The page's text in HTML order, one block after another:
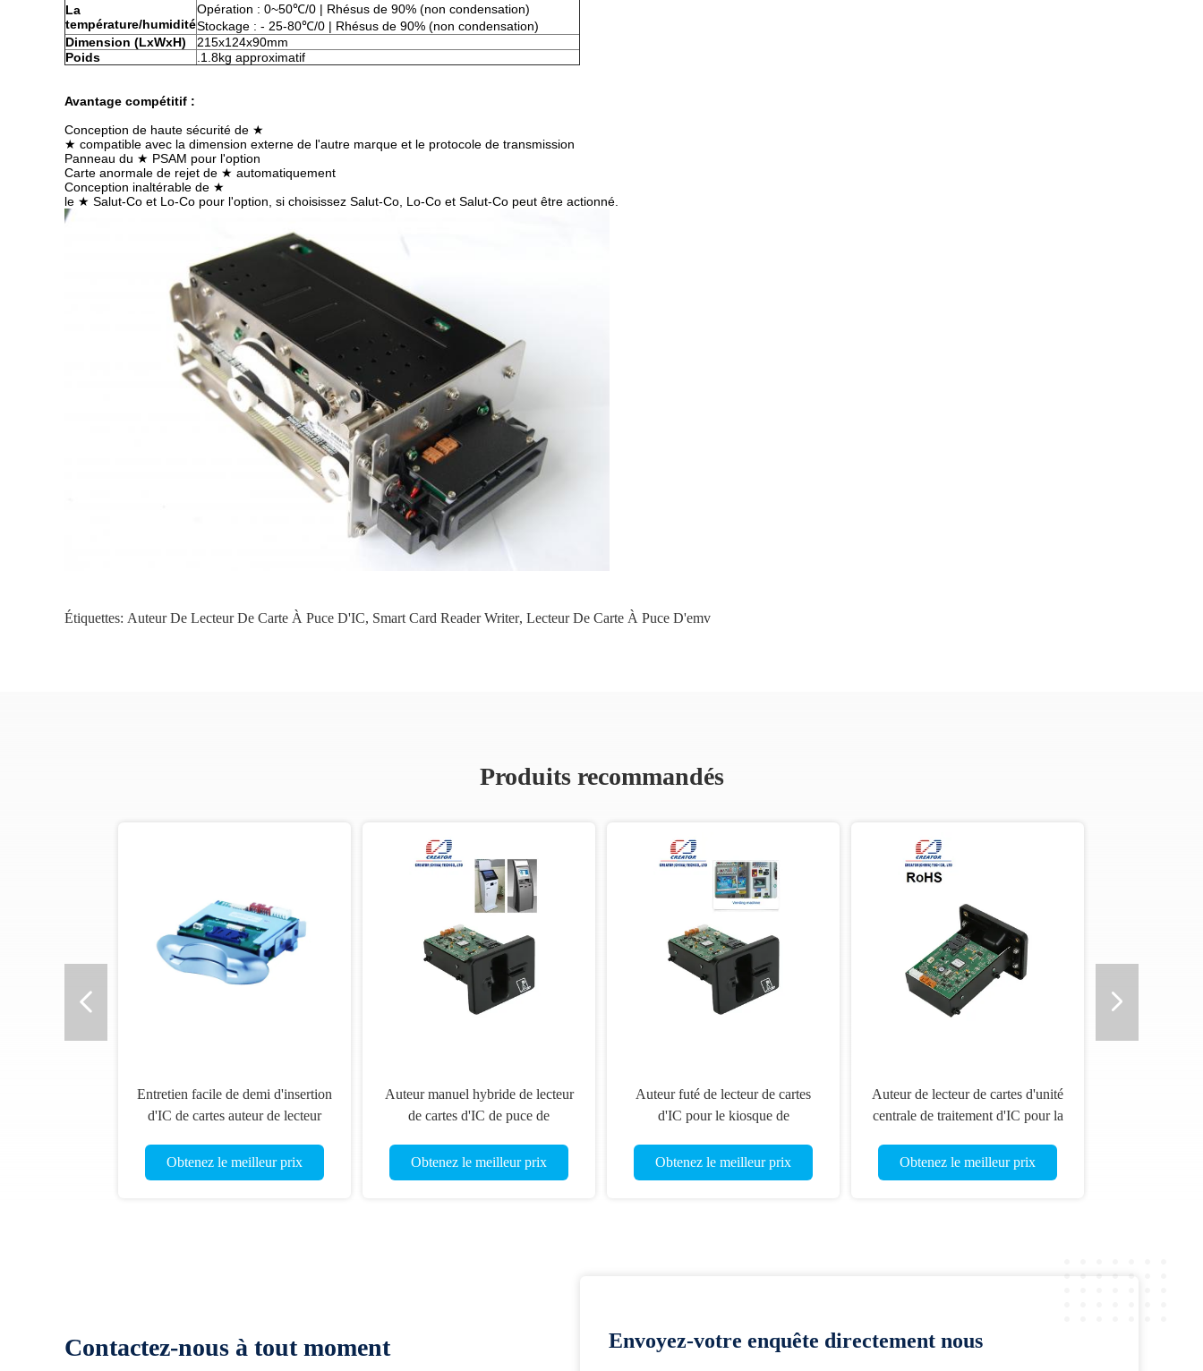
La
température/humidité
Opération : 0~50℃/0 | Rhésus de 90% (non condensation)
Stockage : - 25-80℃/0 | Rhésus de 90% (non condensation)
Dimension (LxWxH)
215x124x90mm
Poids
.1.8kg approximatif
Avantage compétitif :
Conception de haute sécurité de ★
★ compatible avec la dimension externe de l'autre marque et le protocole de transmission
Panneau du ★ PSAM pour l'option
Carte anormale de rejet de ★ automatiquement
Conception inaltérable de ★
le ★ Salut-Co et Lo-Co pour l'option, si choisissez Salut-Co, Lo-Co et Salut-Co peut être actionné.
Étiquettes: Auteur De Lecteur De Carte À Puce D'IC, Smart Card Reader Writer, Lecteur De Carte À Puce D'emv
Produits recommandés
Entretien facile de demi d'insertion
d'IC de cartes auteur de lecteur
Obtenez le meilleur prix
Auteur manuel hybride de lecteur
de cartes d'IC de puce de
de bande magnétique
Obtenez le meilleur prix
Auteur futé de lecteur de cartes
d'IC pour le kiosque de
cartes de RFID
Obtenez le meilleur prix
Auteur de lecteur de cartes d'unité
centrale de traitement d'IC pour la
d'atmosphère Smart Card
Obtenez le meilleur prix
Contactez-nous à tout moment Envoyez-votre enquête directement nous